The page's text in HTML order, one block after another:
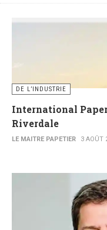
DE L’INDUSTRIE
International
Riverdale
LE MAITRE PAPETIER 3 AOÛT